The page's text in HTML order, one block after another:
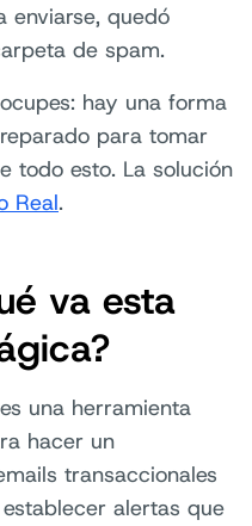
enviarse, quedó
de spam.
hay una forma
para tomar
todo esto. La solución
Real.
va esta
una herramienta
hacer un
transaccionales
alertas que